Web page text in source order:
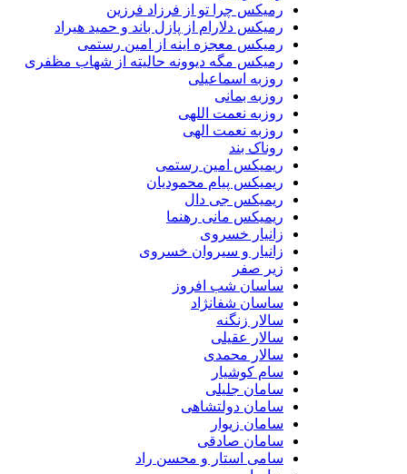
رمیکس چرا تو از فرزاد فرزین
رمیکس دلارام از پازل باند و حمید هیراد
رمیکس معجزه اینه از امین رستمی
رمیکس مگه دیوونه حالیته از شهاب مظفری
روزبه اسماعیلی
روزبه بمانی
روزبه نعمت اللهی
روزبه نعمت الهی
روناک بند
ریمیکس امین رستمی
ریمیکس پیام محمودیان
ریمیکس جی دال
ریمیکس مانی رهنما
زانیار خسروی
زانیار و سیروان خسروی
زیر صفر
ساسان شب افروز
ساسان شفانژاد
سالار زنگنه
سالار عقیلی
سالار محمدی
سام کوشیار
سامان جلیلی
سامان دولتشاهی
سامان زیوار
سامان صادقی
سامی استار و محسن راد